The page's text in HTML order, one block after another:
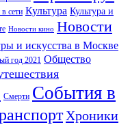
сети Культура Культура и
Новости кино Новости
и искусства в Москве
год 2021 Общество
Смерти События в
Хроники